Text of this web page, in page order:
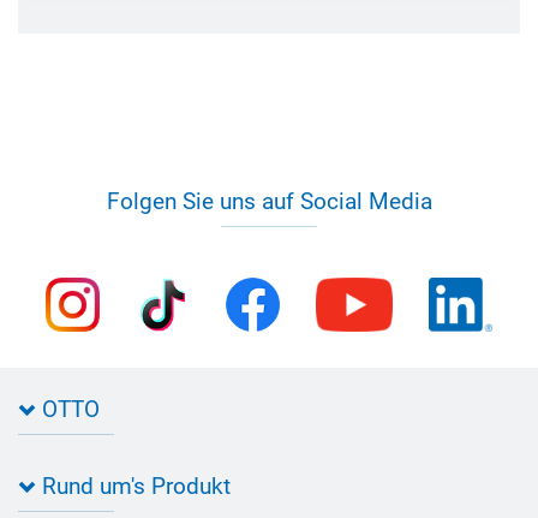
Folgen Sie uns auf Social Media
OTTO
Bau Newsletter
Rund um's Produkt